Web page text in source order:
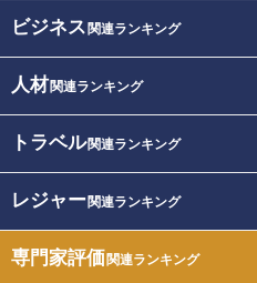
ビジネス 関連ランキング
人材関連ランキング
トラベル関連ランキング
レジャー関連ランキング
専門家評価関連ランキング